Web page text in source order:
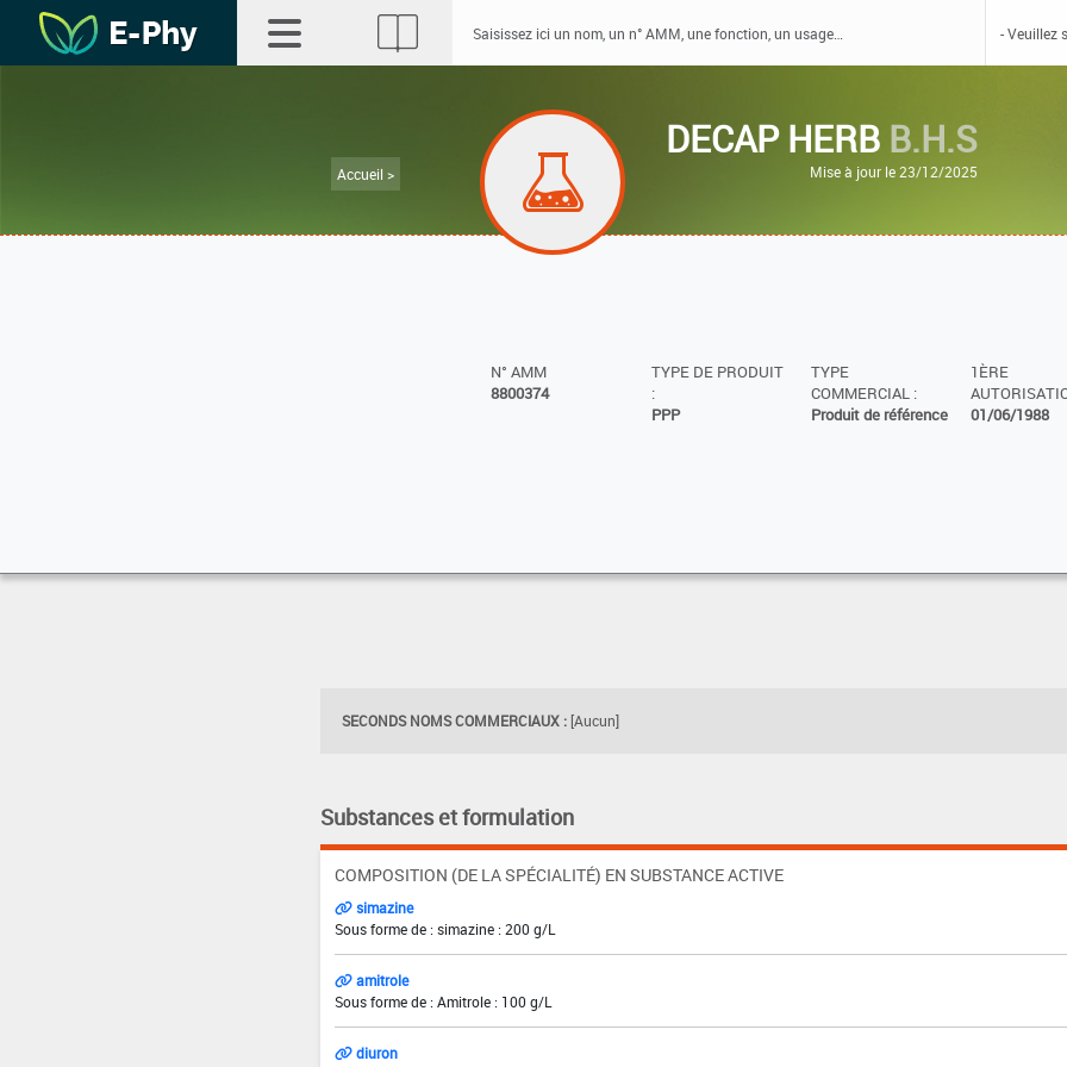
Accueil >
DECAP HERB B.H.S
Mise à jour le 23/12/2025
N° AMM
8800374
TYPE DE PRODUIT
:
PPP
TYPE
COMMERCIAL :
Produit de référence
1ÈRE
01/06/1988
SECONDS NOMS COMMERCIAUX : [Aucun]
Substances et formulation
COMPOSITION (DE LA SPÉCIALITÉ) EN SUBSTANCE ACTIVE
simazine
Sous forme de : simazine : 200 g/L
amitrole
Sous forme de : Amitrole : 100 g/L
diuron